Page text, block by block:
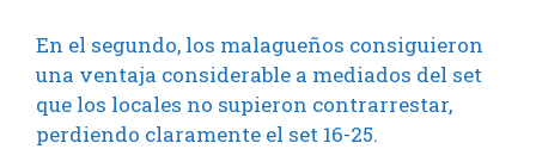
En el segundo, los malagueños consiguieron
una ventaja considerable a mediados del set
que los locales no supieron contrarrestar,
perdiendo claramente el set 16-25.